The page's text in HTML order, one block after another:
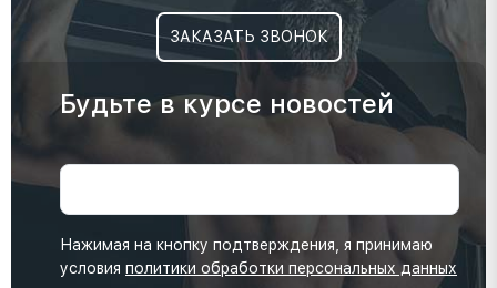
ЗАКАЗАТЬ ЗВОНОК
Будьте в курсе новостей
Нажимая на кнопку подтверждения, я принимаю
условия политики обработки персональных данных